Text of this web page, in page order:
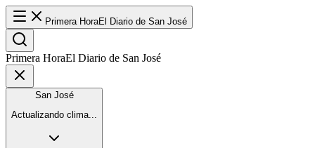
Primera HoraEl Diario de San José
Primera HoraEl Diario de San José
San José
Actualizando clima...